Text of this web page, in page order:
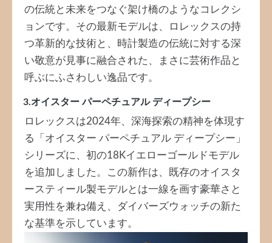
の伝統と未来をつなぐ架け橋のようなコレクシ
ョンです。その最新モデルは、ロレックスの持
つ革新的な技術と、時計製造の伝統に対する深
い敬意が見事に融合された、まさに芸術作品と
呼ぶにふさわしい逸品です。
3.オイスター パーペチュアル ディープシー
ロレックスは2024年、深海探索の精神を体現す
る「オイスター パーペチュアル ディープシー」
シリーズに、初の18Kイエローゴールドモデル
を追加しました。この新作は、既存のオイスタ
ースティール製モデルとは一線を画す豪華さと
実用性を兼ね備え、ダイバーズウォッチの新た
な基準を示しています。